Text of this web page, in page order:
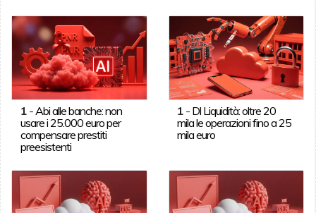
1- Abi alle banche: non
usare i 25.000 euro per
compensare prestiti
preesistenti
1 - Dl Liquidità: oltre 20
mila le operazioni fino a 25
mila euro